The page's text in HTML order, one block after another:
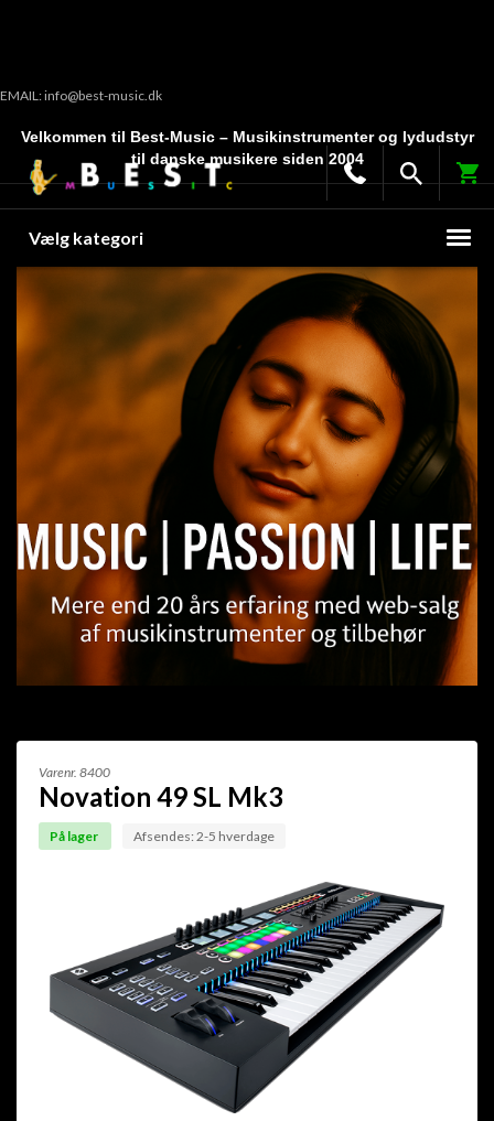
EMAIL: info@best-music.dk
Velkommen til Best-Music – Musikinstrumenter og lydudstyr
til danske musikere siden 2004
Vælg kategori
Varenr. 8400
Novation 49 SL Mk3
På lager Afsendes: 2-5 hverdage